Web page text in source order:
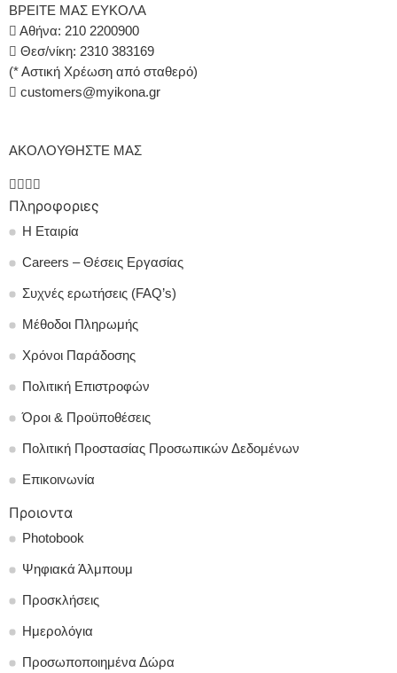
ΒΡΕΙΤΕ ΜΑΣ ΕΥΚΟΛΑ
Αθήνα: 210 2200900
Θεσ/νίκη: 2310 383169
(* Αστική Χρέωση από σταθερό)
customers@myikona.gr
ΑΚΟΛΟΥΘΗΣΤΕ ΜΑΣ
Πληροφοριες
Η Εταιρία
Careers – Θέσεις Εργασίας
Συχνές ερωτήσεις (FAQ’s)
Μέθοδοι Πληρωμής
Χρόνοι Παράδοσης
Πολιτική Επιστροφών
Όροι & Προϋποθέσεις
Πολιτική Προστασίας Προσωπικών Δεδομένων
Επικοινωνία
Προιοντα
Photobook
Ψηφιακά Άλμπουμ
Προσκλήσεις
Ημερολόγια
Προσωποποιημένα Δώρα